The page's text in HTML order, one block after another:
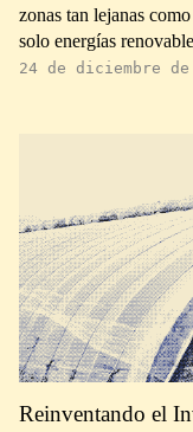
zonas tan lejanas
solo energías
24 de diciembre de
Reinventando el